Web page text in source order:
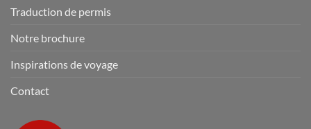
Traduction de permis
Notre brochure
Inspirations de voyage
Contact